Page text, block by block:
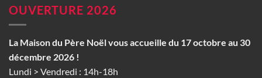
OUVERTURE 2026
La Maison du Père Noël vous accueille du 17 octobre au 30
décembre 2026 !
Lundi > Vendredi : 14h-18h